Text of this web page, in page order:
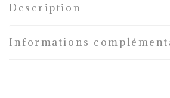
Description
Informations